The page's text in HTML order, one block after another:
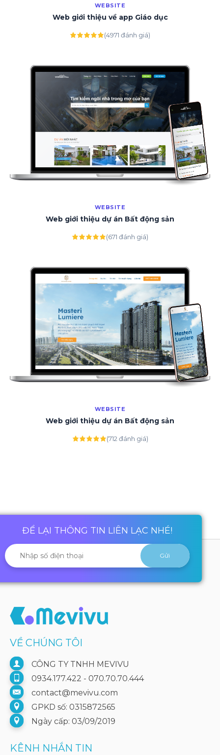
WEBSITE
Web giới thiệu về app Giáo dục
(4971 đánh giá)
WEBSITE
Web giới thiệu dự án Bất động sản
(671 đánh giá)
WEBSITE
Web giới thiệu dự án Bất động sản
(712 đánh giá)
ĐỂ LẠI THÔNG TIN LIÊN LẠC NHÉ!
VỀ CHÚNG TÔI
CÔNG TY TNHH MEVIVU
0934.177.422 - 070.70.70.444
contact@mevivu.com
GPKD số: 0315872565
Ngày cấp: 03/09/2019
KÊNH NHẮN TIN